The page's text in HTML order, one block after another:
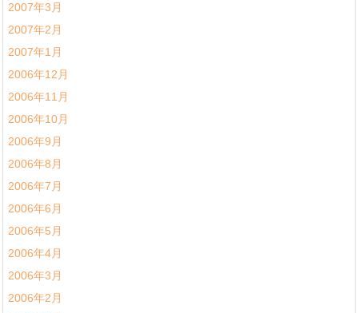
2007年3月
2007年2月
2007年1月
2006年12月
2006年11月
2006年10月
2006年9月
2006年8月
2006年7月
2006年6月
2006年5月
2006年4月
2006年3月
2006年2月